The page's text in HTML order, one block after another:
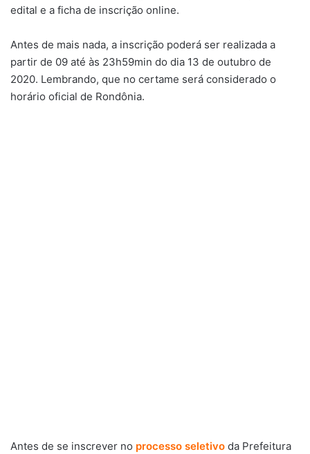
edital e a ficha de inscrição online.
Antes de mais nada, a inscrição poderá ser realizada a
partir de 09 até às 23h59min do dia 13 de outubro de
2020. Lembrando, que no certame será considerado o
horário oficial de Rondônia.
Antes de se inscrever no processo seletivo da Prefeitura